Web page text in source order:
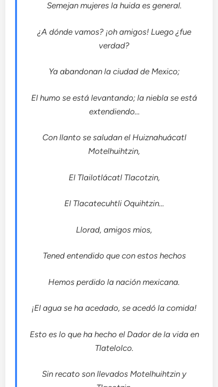
Semejan mujeres la huida es general.
¿A dónde vamos? ¡oh amigos! Luego ¿fue
verdad?
Ya abandonan la ciudad de Mexico;
El humo se está levantando; la niebla se está
extendiendo…
Con llanto se saludan el Huiznahuácatl
Motelhuihtzin,
El Tlailotlácatl Tlacotzin,
El Tlacatecuhtli Oquihtzin…
Llorad, amigos mios,
Tened entendido que con estos hechos
Hemos perdido la nación mexicana.
¡El agua se ha acedado, se acedó la comida!
Esto es lo que ha hecho el Dador de la vida en
Tlatelolco.
Sin recato son llevados Motelhuihtzin y